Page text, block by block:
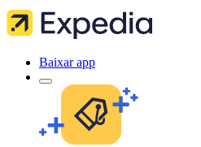
Baixar app